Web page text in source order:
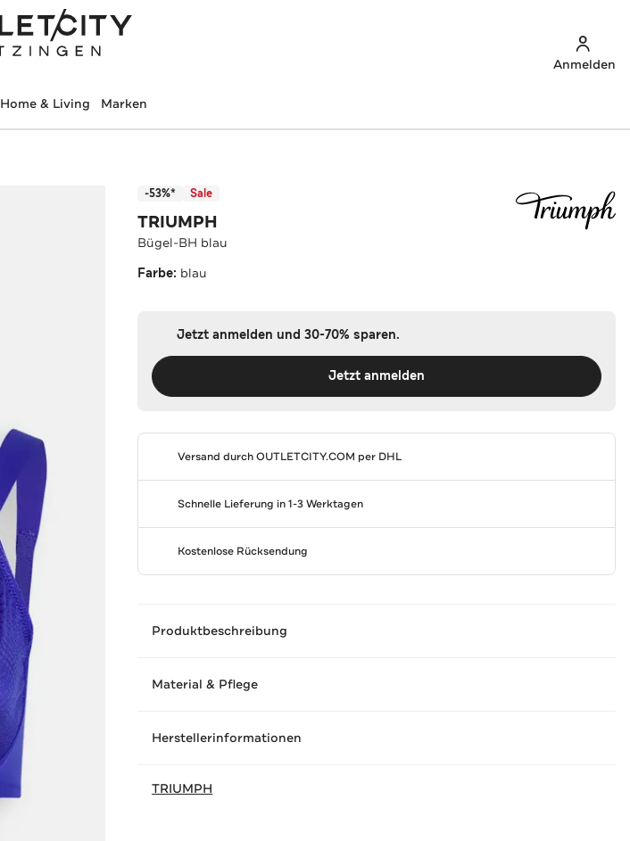
Anmelden
Home & Living Marken
-53%* Sale
TRIUMPH
Bügel-BH blau
Farbe: blau
Jetzt anmelden und 30-70% sparen.
Jetzt anmelden
Versand durchOUTLETCITY.COM per DHL
Schnelle Lieferung in 1-3 Werktagen
Kostenlose Rücksendung
Produktbeschreibung
Material & Pflege
Herstellerinformationen
TRIUMPH